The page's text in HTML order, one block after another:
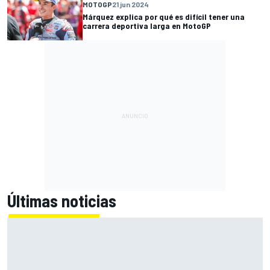
MOTOGP21 jun 2024
Márquez explica por qué es difícil tener una
carrera deportiva larga en MotoGP
Últimas noticias